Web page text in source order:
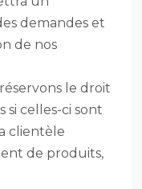
demandes et
de nos
le droit
si celles-ci sont
clientèle
de produits,